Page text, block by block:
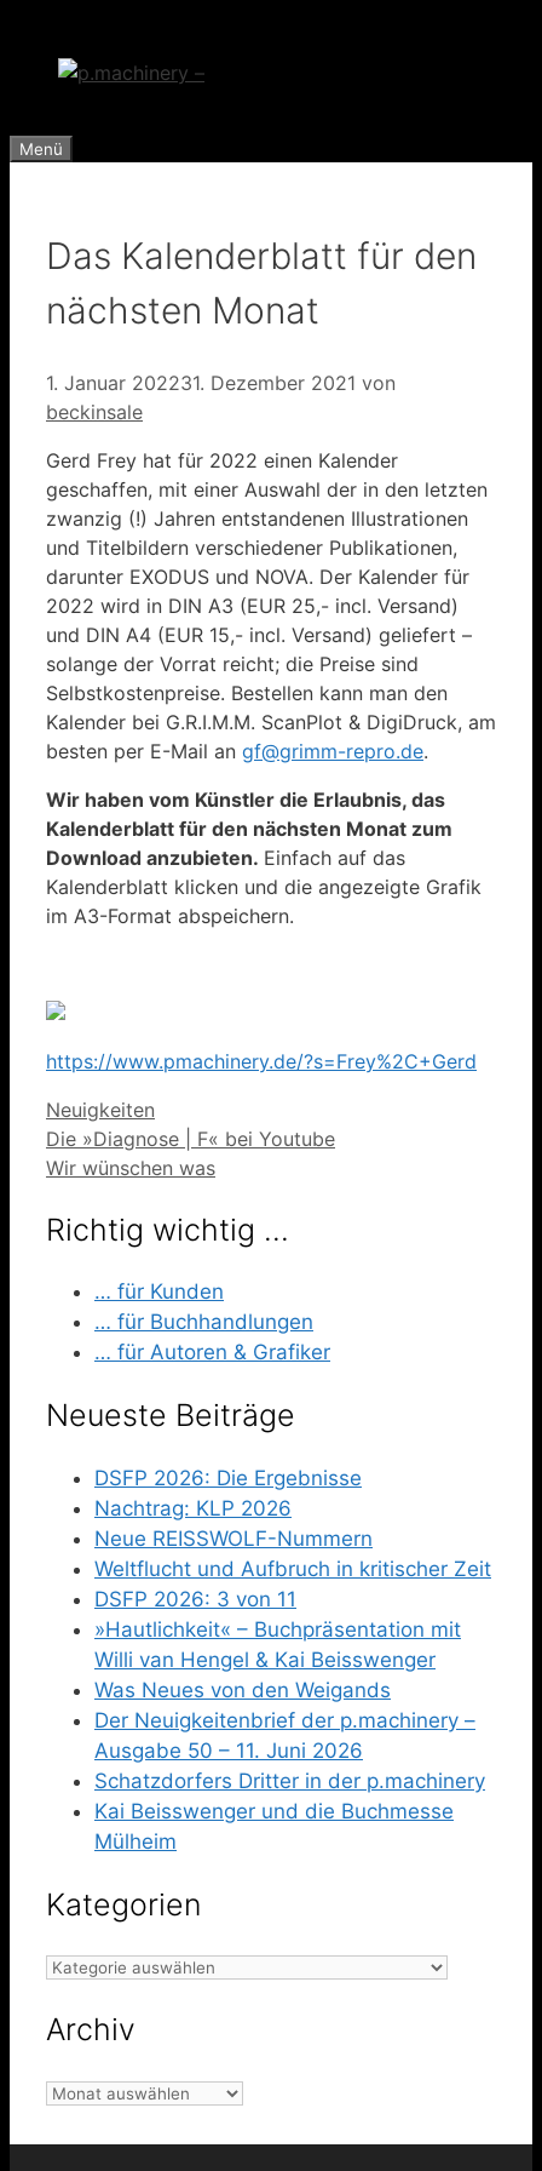
springen
Menü
Das Kalenderblatt für den
nächsten Monat
1. Januar 202231. Dezember 2021 von
beckinsale
Gerd Frey hat für 2022 einen Kalender
geschaffen, mit einer Auswahl der in den letzten
zwanzig (!) Jahren entstandenen Illustrationen
und Titelbildern verschiedener Publikationen,
darunter EXODUS und NOVA. Der Kalender für
2022 wird in DIN A3 (EUR 25,- incl. Versand)
und DIN A4 (EUR 15,- incl. Versand) geliefert –
solange der Vorrat reicht; die Preise sind
Selbstkostenpreise. Bestellen kann man den
Kalender bei G.R.I.M.M. ScanPlot & DigiDruck, am
besten per E-Mail an gf@grimm-repro.de.
Wir haben vom Künstler die Erlaubnis, das
Kalenderblatt für den nächsten Monat zum
Download anzubieten. Einfach auf das
Kalenderblatt klicken und die angezeigte Grafik
im A3-Format abspeichern.
https://www.pmachinery.de/?s=Frey%2C+Gerd
Kategorien
Neuigkeiten
Die »Diagnose | F« bei Youtube
Wir wünschen was
Richtig wichtig …
… für Kunden
… für Buchhandlungen
… für Autoren & Grafiker
Neueste Beiträge
DSFP 2026: Die Ergebnisse
Nachtrag: KLP 2026
Neue REISSWOLF-Nummern
Weltflucht und Aufbruch in kritischer Zeit
DSFP 2026: 3 von 11
»Hautlichkeit« – Buchpräsentation mit
Willi van Hengel & Kai Beisswenger
Was Neues von den Weigands
Der Neuigkeitenbrief der p.machinery –
Ausgabe 50 – 11. Juni 2026
Schatzdorfers Dritter in der p.machinery
Kai Beisswenger und die Buchmesse
Mülheim
Kategorien
Kategorien
Archiv
Archiv